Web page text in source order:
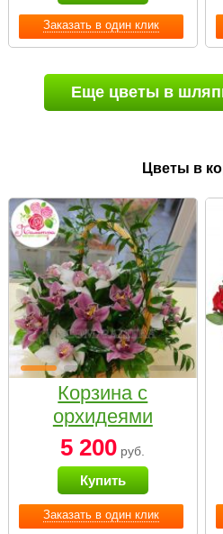
Заказать в один клик
Еще цветы в
Цветы в
Заказать в один клик
Корзина с
орхидеями
малая
5 200 руб.
Купить